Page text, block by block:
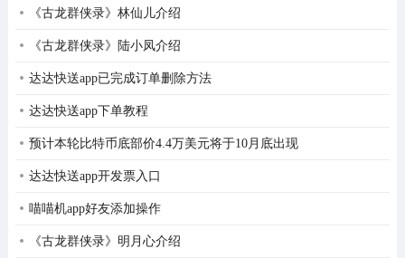
主播，构建全新音乐生态。
《古龙群侠录》林仙儿介绍
《古龙群侠录》陆小凤介绍
达达快送app已完成订单删除方法
达达快送app下单教程
预计本轮比特币底部价4.4万美元将于10月底出现
达达快送app开发票入口
喵喵机app好友添加操作
《古龙群侠录》明月心介绍